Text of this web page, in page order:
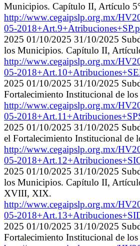
Municipios. Capítulo II, Artículo
http://www.cegaipslp.org.mx/
05-
2025 01/10/2025 31/10/2025
los Municipios. Capítulo II,
http://www.cegaipslp.org.mx/
05-
2025 01/10/2025 31/10/2025
Fortalecimiento Institucional de
http://www.cegaipslp.org.mx/
05-
2025 01/10/2025 31/10/2025
el Fortalecimiento Institucional
http://www.cegaipslp.org.mx/
05-
2025 01/10/2025 31/10/2025
los Municipios. Capítulo II,
XVIII, XIX.
http://www.cegaipslp.org.mx/
05-
2025 01/10/2025 31/10/2025
Fortalecimiento Institucional de